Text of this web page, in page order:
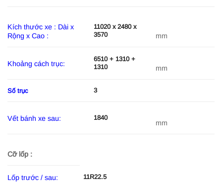
Kích thước xe : Dài x
Rộng x Cao :
11020 x 2480 x
3570
mm
Khoảng cách trục:
6510 + 1310 +
1310
mm
Số trục 3
Vết bánh xe sau: 1840
mm
Cỡ lốp :
Lốp trước / sau: 11R22.5